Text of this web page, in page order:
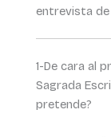
entrevista de
1-De cara al
Sagrada
pretende?